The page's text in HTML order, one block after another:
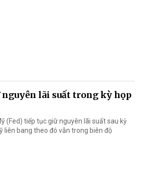
lãi suất trong kỳ họp
(Fed) tiếp tục giữ nguyên lãi suất sau kỳ
liên bang theo đó vẫn trong biên độ